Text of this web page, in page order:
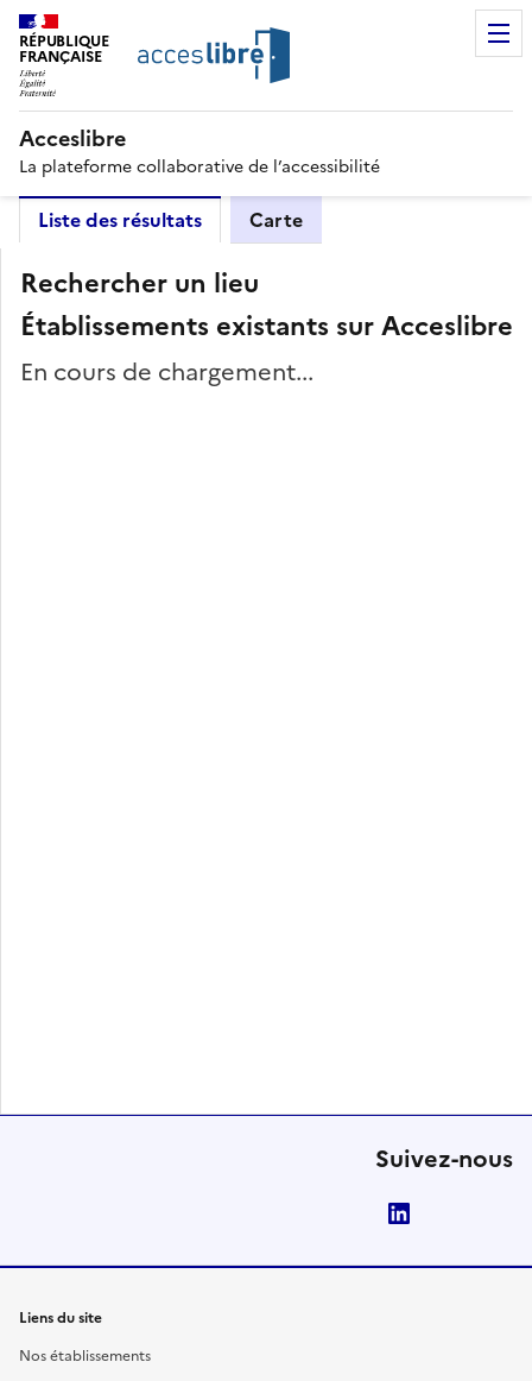
RÉPUBLIQUE
FRANÇAISE
Acceslibre
La plateforme collaborative de l’accessibilité
Liste des résultats Carte
Rechercher un lieu
Établissements existants sur Acceslibre
En cours de chargement...
Suivez-nous
Liens du site
Nos établissements